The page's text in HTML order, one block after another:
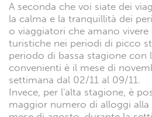
A seconda che voi siate dei
la calma e la tranquillità dei
o viaggiatori che amano
turistiche nei periodi di picco
periodo di bassa stagione con
convenienti è il mese di
settimana dal 02/11 al 09/11.
Invece, per l'alta stagione, è
maggior numero di alloggi alla